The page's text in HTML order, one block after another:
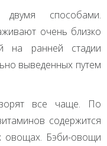
способами.
очень близко
на ранней стадии
выведенных путем
все чаще. По
содержится
овощах. Бэби-овощи